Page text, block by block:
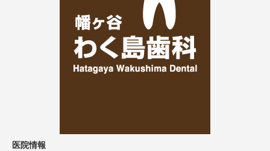
医院情報